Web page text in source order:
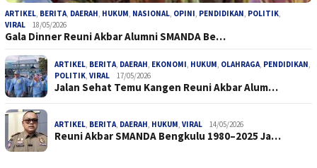
ARTIKEL, BERITA, DAERAH, HUKUM, NASIONAL, OPINI, PENDIDIKAN, POLITIK,
VIRAL
18/05/2026
Gala Dinner Reuni Akbar Alumni SMANDA Be…
ARTIKEL, BERITA, DAERAH, EKONOMI, HUKUM, OLAHRAGA, PENDIDIKAN,
POLITIK, VIRAL 17/05/2026
Jalan Sehat Temu Kangen Reuni Akbar Alum…
ARTIKEL, BERITA, DAERAH, HUKUM, VIRAL 14/05/2026
Reuni Akbar SMANDA Bengkulu 1980–2025 Ja…